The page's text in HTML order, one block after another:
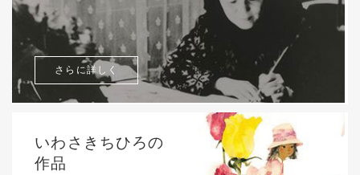
さらに詳しく
いわさきちひろの
作品